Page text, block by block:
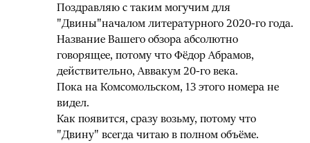
Поздравляю с таким могучим для
"Двины"началом литературного 2020-го года.
Название Вашего обзора абсолютно
говорящее, потому что Фёдор Абрамов,
действительно, Аввакум 20-го века.
Пока на Комсомольском, 13 этого номера не
видел.
Как появится, сразу возьму, потому что
"Двину" всегда читаю в полном объёме.